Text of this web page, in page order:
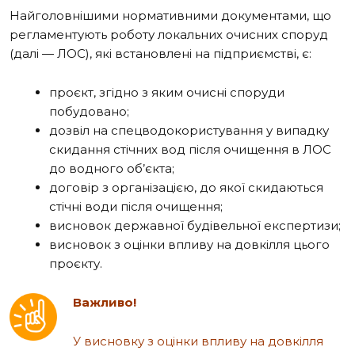
Найголовнішими нормативними документами, що
регламентують роботу локальних очисних споруд
(далі — ЛОС), які встановлені на підприємстві, є:
проєкт, згідно з яким очисні споруди
побудовано;
дозвіл на спецводокористування у випадку
скидання стічних вод після очищення в ЛОС
до водного об’єкта;
договір з організацією, до якої скидаються
стічні води після очищення;
висновок державної будівельної експертизи;
висновок з оцінки впливу на довкілля цього
проєкту.
Важливо!
У висновку з оцінки впливу на довкілля